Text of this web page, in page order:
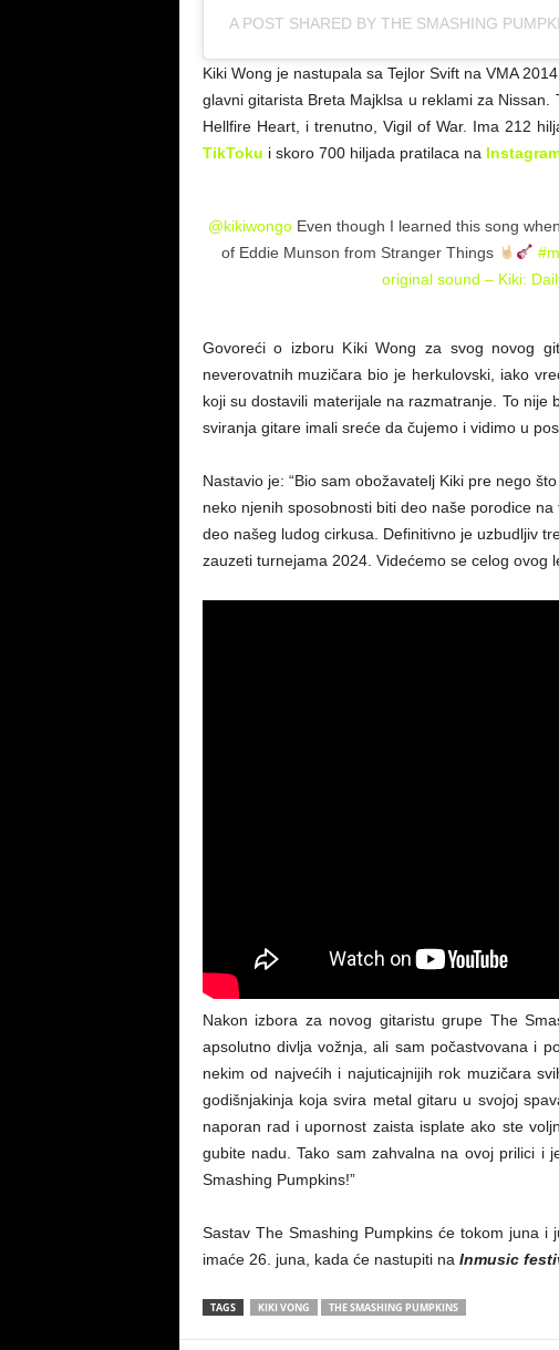
A POST SHARED BY THE SMASHING
Kiki Wong je nastupala sa Tejlor Svift na VMA
glavni gitarista Breta Majklsa u reklami za Nissan.
Hellfire Heart, i trenutno, Vigil of War. Ima 212
TikToku i skoro 700 hiljada pratilaca na
@kikiwongoEven though I learned this song
of Eddie Munson from Stranger Things
original sound – Kiki:
Govoreći o izboru Kiki Wong za svog novog
neverovatnih muzičara bio je herkulovski, iako
koji su dostavili materijale na razmatranje. To
sviranja gitare imali sreće da čujemo i vidimo u
Nastavio je: “Bio sam obožavatelj Kiki pre nego
neko njenih sposobnosti biti deo naše porodice
deo našeg ludog cirkusa. Definitivno je uzbudljiv
zauzeti turnejama 2024. Videćemo se celog ovog
Nakon izbora za novog gitaristu grupe The
apsolutno divlja vožnja, ali sam počastvovana i
nekim od najvećih i najuticajnijih rok muzičara
godišnjakinja koja svira metal gitaru u svojoj
naporan rad i upornost zaista isplate ako ste
gubite nadu. Tako sam zahvalna na ovoj prilici i
Smashing Pumpkins!”
Sastav The Smashing Pumpkins će tokom juna
imaće 26. juna, kada će nastupiti na Inmusic
TAGS KIKI VONG THE SMASHING PUMPKINS